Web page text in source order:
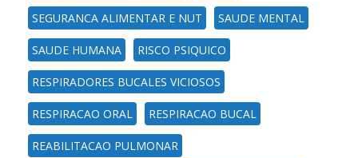
SEGURANCA ALIMENTAR E NUT SAUDE MENTAL
SAUDE HUMANA RISCO PSIQUICO
RESPIRADORES BUCALES VICIOSOS
RESPIRACAO ORAL RESPIRACAO BUCAL
REABILITACAO PULMONAR